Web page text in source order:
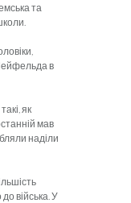
та
в
як
мав
наділи
війська. У